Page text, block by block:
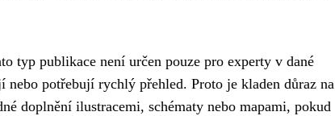
typ publikace není určen pouze pro experty v dané
nebo potřebují rychlý přehled. Proto je kladen důraz na
doplnění ilustracemi, schématy nebo mapami, pokud